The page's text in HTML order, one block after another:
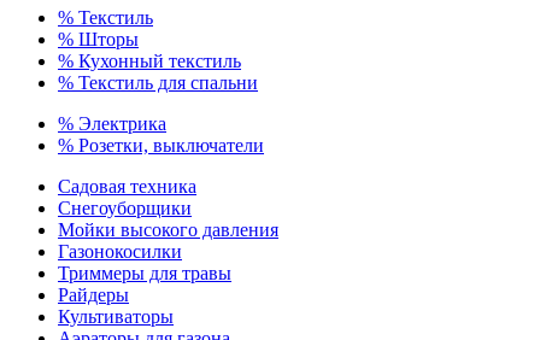
% Текстиль
% Шторы
% Кухонный текстиль
% Текстиль для спальни
% Электрика
% Розетки, выключатели
Садовая техника
Снегоуборщики
Мойки высокого давления
Газонокосилки
Триммеры для травы
Райдеры
Культиваторы